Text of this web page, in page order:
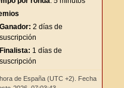
Ganador: 2 días de
suscripción
Finalista: 1 días de
suscripción
de España (UTC +2). Fecha